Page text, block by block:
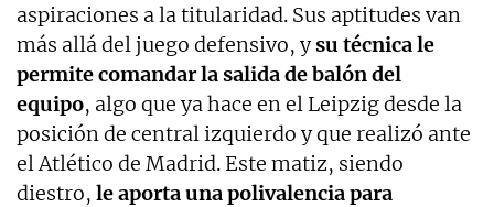
aspiraciones a la titularidad. Sus aptitudes van
más allá del juego defensivo, ysu técnica le
permite comandar la salida de balón del
equipo, algo que ya hace en el Leipzig desde la
posición de central izquierdo y que realizó ante
el Atlético de Madrid. Este matiz, siendo
diestro, le aporta una polivalencia para